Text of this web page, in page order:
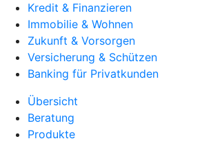
Kredit & Finanzieren
Immobilie & Wohnen
Zukunft & Vorsorgen
Versicherung & Schützen
Banking für Privatkunden
Übersicht
Beratung
Produkte